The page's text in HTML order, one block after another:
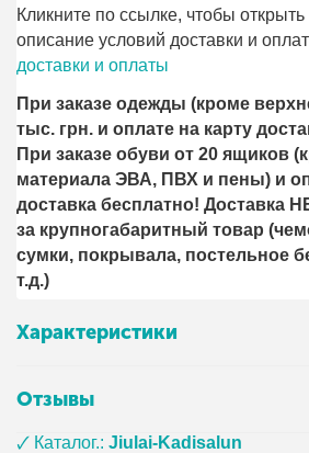
Кликните по ссылке, чтобы
описание условий доставки и
доставки и оплаты
При заказе одежды (кроме
тыс. грн. и оплате на карту
При заказе обуви от 20 ящиков
материала ЭВА, ПВХ и пены) и
доставка бесплатно!
за крупногабаритный товар
сумки, покрывала, постельное
т.д.)
Характеристики
Отзывы
🗸 Каталог.:Jiulai-Kadisalun